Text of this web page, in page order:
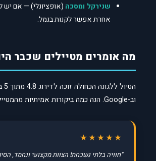
שנירקל ומסכה (אופציונלי) — אם יש
אחרת אפשר לקנות בנמל.
מה אומרים מטיילים שכבר
וב-Google. הנה כמה ביקורות אמיתיות מהמטיילים שלנו:
★★★★★
"חוויה בלתי נשכחת! הצוות מקצועי ונחמד,